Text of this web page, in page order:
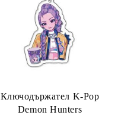
Ключодържател K-Pop
Demon Hunters